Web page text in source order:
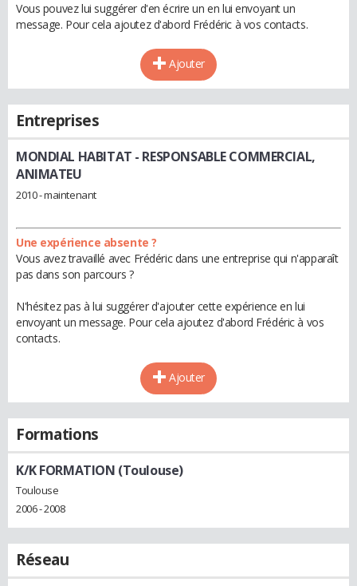
Vous pouvez lui suggérer d'en écrire un en lui envoyant un
message. Pour cela ajoutez d'abord Frédéric à vos contacts.
Ajouter
Entreprises
MONDIAL HABITAT - RESPONSABLE COMMERCIAL,
ANIMATEU
2010 - maintenant
Une expérience absente ?
Vous avez travaillé avec Frédéric dans une entreprise qui n'apparaît
pas dans son parcours ?
N'hésitez pas à lui suggérer d'ajouter cette expérience en lui
envoyant un message. Pour cela ajoutez d'abord Frédéric à vos
contacts.
Ajouter
Formations
K/K FORMATION (Toulouse)
Toulouse
2006 - 2008
Réseau